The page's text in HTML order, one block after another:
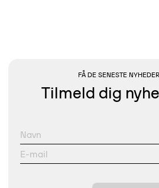
FÅ DE SENESTE
Tilmeld dig